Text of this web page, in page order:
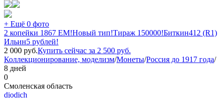
+ Ещё 0 фото
2 копейки 1867 ЕМ!Новый тип!Тираж 150000!Биткин412 (R1)
Ильин5 рублей!
2 000 руб.Купить сейчас за 2 500 руб.
Коллекционирование, моделизм/Монеты/Россия до 1917 года/
8 дней
0
Смоленская область
djodich